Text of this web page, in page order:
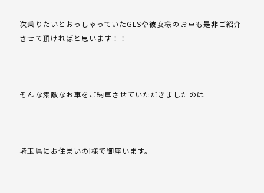
次乗りたいとおっしゃっていたGLSや彼女様のお車も是非ご紹介
させて頂ければと思います！！
そんな素敵なお車をご納車させていただきましたのは
埼玉県にお住まいのI様で御座います。